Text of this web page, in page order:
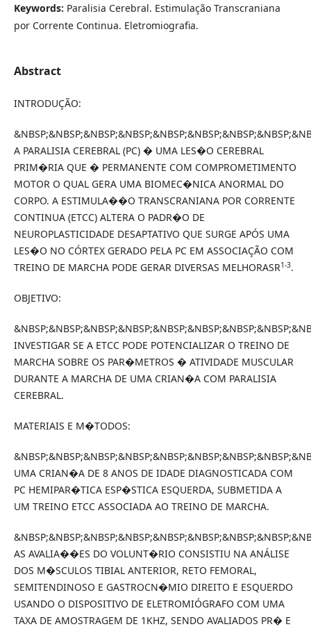
Keywords: Paralisia Cerebral. Estimulação Transcraniana
por Corrente Continua. Eletromiografia.
Abstract
INTRODUÇÃO:
A PARALISIA CEREBRAL (PC) � UMA LES�O CEREBRAL
PRIM�RIA QUE � PERMANENTE COM COMPROMETIMENTO
MOTOR O QUAL GERA UMA BIOMEC�NICA ANORMAL DO
CORPO. A ESTIMULA��O TRANSCRANIANA POR CORRENTE
CONTINUA (ETCC) ALTERA O PADR�O DE
NEUROPLASTICIDADE DESAPTATIVO QUE SURGE APÓS UMA
LES�O NO CÓRTEX GERADO PELA PC EM ASSOCIAÇÃO COM
TREINO DE MARCHA PODE GERAR DIVERSAS MELHORASR1-3.
OBJETIVO:
INVESTIGAR SE A ETCC PODE POTENCIALIZAR O TREINO DE
MARCHA SOBRE OS PAR�METROS � ATIVIDADE MUSCULAR
DURANTE A MARCHA DE UMA CRIAN�A COM PARALISIA
CEREBRAL.
MATERIAIS E M�TODOS:
UMA CRIAN�A DE 8 ANOS DE IDADE DIAGNOSTICADA COM
PC HEMIPAR�TICA ESP�STICA ESQUERDA, SUBMETIDA A
UM TREINO ETCC ASSOCIADA AO TREINO DE MARCHA.
AS AVALIA��ES DO VOLUNT�RIO CONSISTIU NA ANÁLISE
DOS M�SCULOS TIBIAL ANTERIOR, RETO FEMORAL,
SEMITENDINOSO E GASTROCN�MIO DIREITO E ESQUERDO
USANDO O DISPOSITIVO DE ELETROMIÓGRAFO COM UMA
TAXA DE AMOSTRAGEM DE 1KHZ, SENDO AVALIADOS PR� E